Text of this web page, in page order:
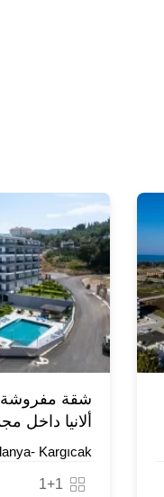
ألانيا داخل
Kargıcak
1+1